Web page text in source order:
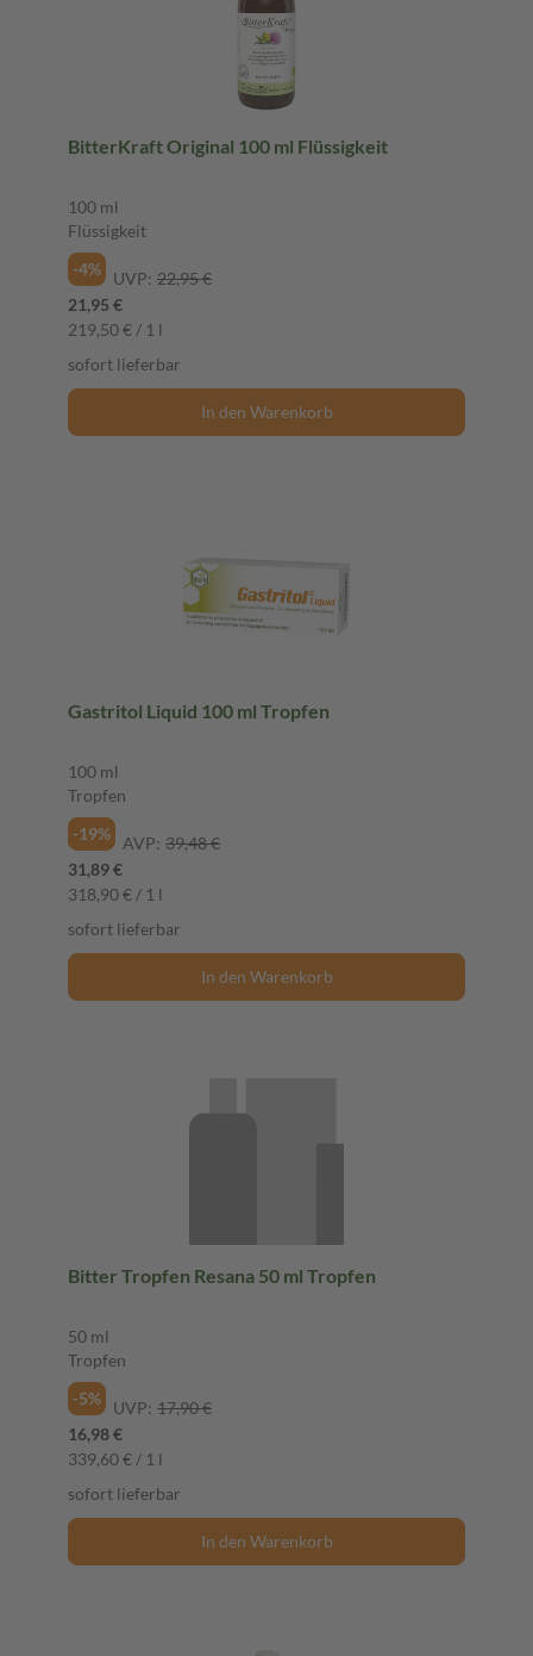
BitterKraft Original 100 ml Flüssigkeit
100 ml
Flüssigkeit
-4%
UVP: 22,95 €
21,95 €
219,50 € / 1 l
sofort lieferbar
In den Warenkorb
Gastritol Liquid 100 ml Tropfen
100 ml
Tropfen
-19%
AVP: 39,48 €
31,89 €
318,90 € / 1 l
sofort lieferbar
In den Warenkorb
Bitter Tropfen Resana 50 ml Tropfen
50 ml
Tropfen
-5%
UVP: 17,90 €
16,98 €
339,60 € / 1 l
sofort lieferbar
In den Warenkorb